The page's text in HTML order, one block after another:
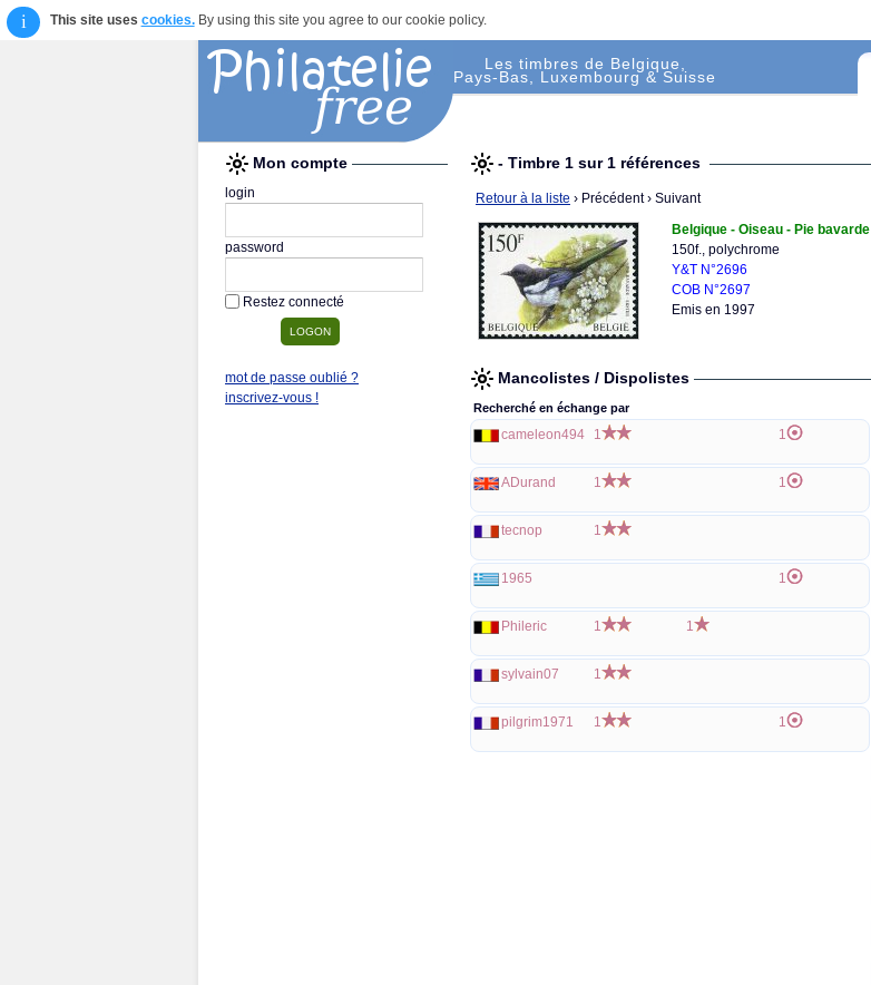
i This site uses cookies.By using this site you agree to our cookie policy.
Les timbres de Belgique,
Pays-Bas, Luxembourg & Suisse
Mon compte
login
password
Restez connecté
mot de passe oublié ?
inscrivez-vous !
- Timbre 1 sur 1 références
Retour à la liste › Précédent› Suivant
Belgique - Oiseau - Pie bavarde
150f., polychrome
Y&T N°2696
COB N°2697
Emis en 1997
Mancolistes / Dispolistes
Recherché en échange par
cameleon494 1 1
ADurand 1 1
tecnop 1
1965 1
Phileric 1 1
sylvain07 1
pilgrim1971 1 1